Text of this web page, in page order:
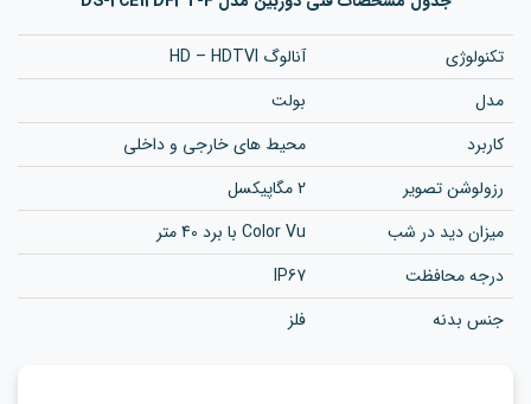
تکنولوژی
آنالوگ HD – HDTVI
مدل
بولت
کاربرد
محیط های خارجی و داخلی
رزولوشن تصویر
2 مگاپیکسل
میزان دید در شب
Color Vu با برد 40 متر
درجه محافظت
IP67
جنس بدنه
فلز